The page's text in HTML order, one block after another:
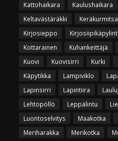
Kattohaikara
Kaulushaikara
Keltavästäräkki
Keräkurmitsa
Kirjosieppo
Kottarainen
Kuhankeittäjä
Kuovi
Kuovisirri Kurki
Käpytikka
Lampiviklo
Lapinsirri
Lapintiira
Lehtopöllö
Leppälintu
Luontoselvitys
Maakotka
Meriharakka
Merikotka